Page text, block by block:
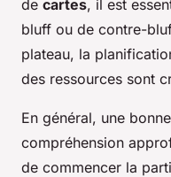
de cartes, il est
bluff ou de contre-
plateau, la
des ressources sont
En général, une
compréhension
de commencer la